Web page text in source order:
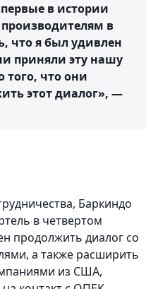
в истории
в
что я был удивлен
приняли эту нашу
что они
этот диалог», —
Баркиндо
в четвертом
продолжить диалог со
а также расширить
из США,